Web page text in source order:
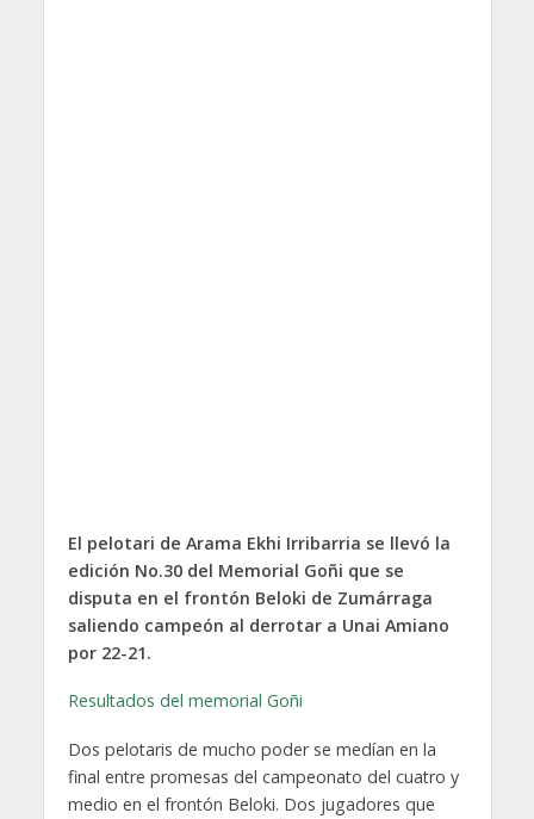
El pelotari de Arama Ekhi Irribarria se llevó la
edición No.30 del Memorial Goñi que se
disputa en el frontón Beloki de Zumárraga
saliendo campeón al derrotar a Unai Amiano
por 22-21.
Resultados del memorial Goñi
Dos pelotaris de mucho poder se medían en la
final entre promesas del campeonato del cuatro y
medio en el frontón Beloki. Dos jugadores que